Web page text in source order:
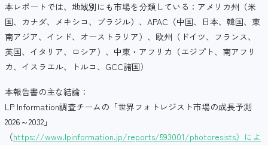
本レポートでは、地域別にも市場を分類している：アメリカ州（米
国、カナダ、メキシコ、ブラジル）、APAC（中国、日本、韓国、東
南アジア、インド、オーストラリア）、欧州（ドイツ、フランス、
英国、イタリア、ロシア）、中東・アフリカ（エジプト、南アフリ
カ、イスラエル、トルコ、GCC諸国）
本報告書の主な結論：
LP Information調査チームの「世界フォトレジスト市場の成長予測
2026～2032」
（https://www.lpinformation.jp/reports/593001/photoresists）によ